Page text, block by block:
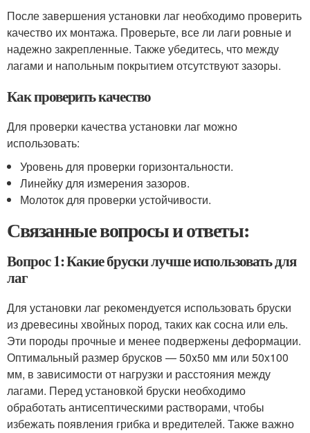
После завершения установки лаг необходимо проверить
качество их монтажа. Проверьте, все ли лаги ровные и
надежно закрепленные. Также убедитесь, что между
лагами и напольным покрытием отсутствуют зазоры.
Как проверить качество
Для проверки качества установки лаг можно
использовать:
Уровень для проверки горизонтальности.
Линейку для измерения зазоров.
Молоток для проверки устойчивости.
Связанные вопросы и ответы:
Вопрос 1: Какие бруски лучше использовать для
лаг
Для установки лаг рекомендуется использовать бруски
из древесины хвойных пород, таких как сосна или ель.
Эти породы прочные и менее подвержены деформации.
Оптимальный размер брусков — 50x50 мм или 50x100
мм, в зависимости от нагрузки и расстояния между
лагами. Перед установкой бруски необходимо
обработать антисептическими растворами, чтобы
избежать появления грибка и вредителей. Также важно